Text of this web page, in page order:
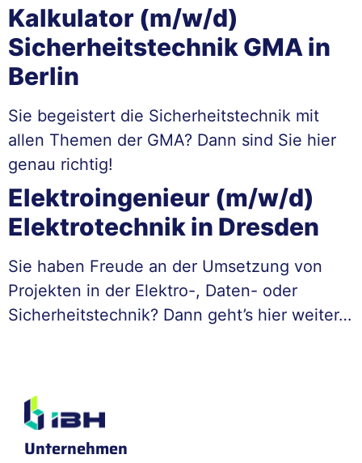
Kalkulator (m/w/d)
Sicherheitstechnik GMA in
Berlin
Sie begeistert die Sicherheitstechnik mit
allen Themen der GMA? Dann sind Sie hier
genau richtig!
Elektroingenieur (m/w/d)
Elektrotechnik in Dresden
Sie haben Freude an der Umsetzung von
Projekten in der Elektro-, Daten- oder
Sicherheitstechnik? Dann geht’s hier weiter…
Unternehmen